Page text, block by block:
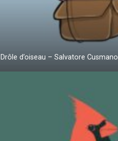
Drôle d’oiseau – Salvatore Cusmano